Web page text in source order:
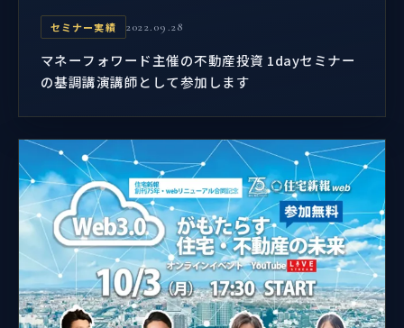
セミナー実績 2022.09.28
マネーフォワード主催の不動産投資 1dayセミナー
の基調講演講師として参加します